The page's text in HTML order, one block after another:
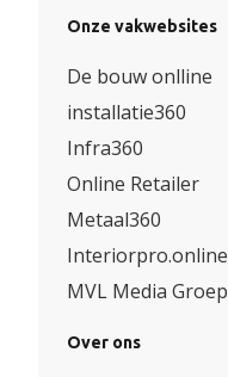
Onze vakwebsites
De bouw onlline
installatie360
Infra360
Online Retailer
Metaal360
Interiorpro.online
MVL Media Groep
Over ons